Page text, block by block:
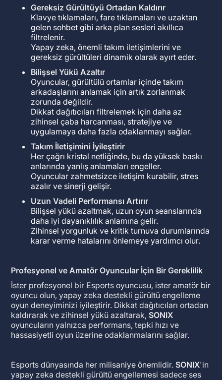
Gereksiz Gürültüyü Ortadan Kaldırır
Klavye tıklamaları, fare tıklamaları ve uzaktan
gelen sohbet gibi arka plan sesleri akıllıca
filtrelenir.
Yapay zeka, önemli takım iletişimlerini ve
gereksiz gürültüleri dinamik olarak ayırt eder.
Bilişsel Yükü Azaltır
Oyuncular, gürültülü ortamlar içinde takım
arkadaşlarını anlamak için artık zorlanmak
zorunda değildir.
Dikkat dağıtıcıları filtrelemek için daha az
zihinsel çaba harcanması, stratejiye ve
uygulamaya daha fazla odaklanmayı sağlar.
Takım İletişimini İyileştirir
Her çağrı kristal netliğinde, bu da yüksek baskı
anlarında yanlış anlamaları engeller.
Oyuncular zahmetsizce iletişim kurabilir, stres
azalır ve sinerji gelişir.
Uzun Vadeli Performansı Artırır
Bilişsel yükü azaltmak, uzun oyun seanslarında
daha iyi dayanıklılık anlamına gelir.
Zihinsel yorgunluk ve kritik turnuva durumlarında
karar verme hatalarını önlemeye yardımcı olur.
Profesyonel ve Amatör Oyuncular İçin Bir Gereklilik
İster profesyonel bir Esports oyuncusu, ister amatör bir
oyuncu olun, yapay zeka destekli gürültü engelleme
oyun deneyiminizi iyileştirir. Dikkat dağıtıcıları ortadan
kaldırarak ve zihinsel yükü azaltarak,SONIX
oyuncuların yalnızca performans, tepki hızı ve
hassasiyetli oyun üzerine odaklanmalarını sağlar.
Esports dünyasında her milisaniye önemlidir.SONIX'in
yapay zeka destekli gürültü engellemesi sadece ses